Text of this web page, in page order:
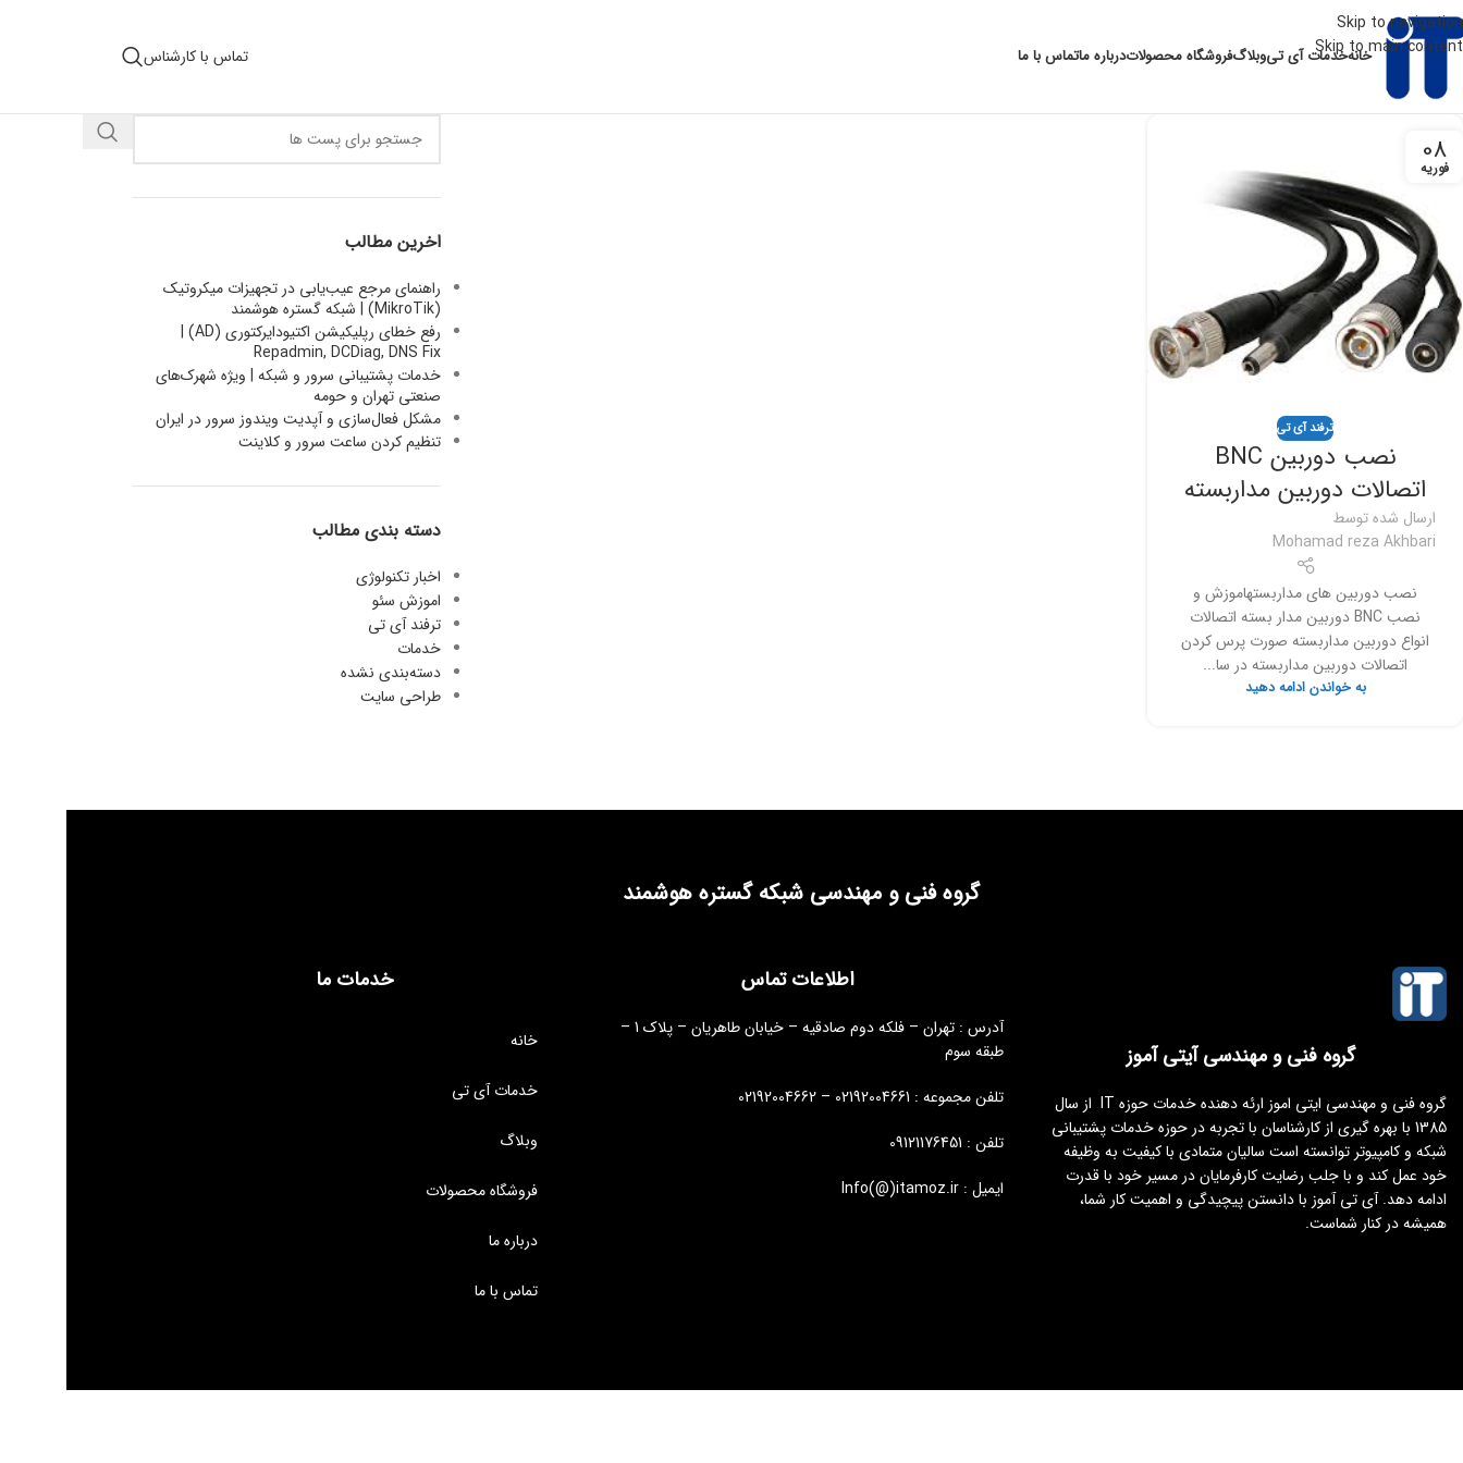
Skip to navigation
Skip to main content
خانهخدمات آی تیوبلاگفروشگاه محصولاتدرباره ماتماس با ما تماس با کارشناس
08
فوریه
ترفند آی تی
نصب دوربین BNC
اتصالات دوربین مداربسته
ارسال شده توسط
Mohamad reza Akhbari
نصب دوربین های مداربستهاموزش و
نصب BNC دوربین مدار بسته اتصالات
انواع دوربین مداربسته صورت پرس کردن
اتصالات دوربین مداربسته در سا...
به خواندن ادامه دهید
اخرین مطالب
راهنمای مرجع عیب‌یابی در تجهیزات میکروتیک
(MikroTik) | شبکه گستره هوشمند
رفع خطای رپلیکیشن اکتیودایرکتوری (AD) |
Repadmin, DCDiag, DNS Fix
خدمات پشتیبانی سرور و شبکه | ویژه شهرک‌های
صنعتی تهران و حومه
مشکل فعال‌سازی و آپدیت ویندوز سرور در ایران
تنظیم کردن ساعت سرور و کلاینت
دسته بندی مطالب
اخبار تکنولوژی
اموزش سئو
ترفند آی تی
خدمات
دسته‌بندی نشده
طراحی سایت
گروه فنی و مهندسی شبکه گستره هوشمند
گروه فنی و مهندسی آیتی آموز
گروه فنی و مهندسی ایتی اموز ارئه دهنده خدمات حوزه IT از سال
1385 با بهره گیری از کارشناسان با تجربه در حوزه خدمات پشتیبانی
شبکه و کامپیوتر توانسته است سالیان متمادی با کیفیت به وظیفه
خود عمل کند و با جلب رضایت کارفرمایان در مسیر خود با قدرت
ادامه دهد. آی تی آموز با دانستن پیچیدگی و اهمیت کار شما،
همیشه در کنار شماست.
اطلاعات تماس
آدرس : تهران – فلکه دوم صادقیه – خیابان طاهریان – پلاک 1 –
طبقه سوم
تلفن مجموعه : 02192004661 – 02192004662
تلفن : 09121176451
ایمیل : Info(@)itamoz.ir
خدمات ما
خانه
خدمات آی تی
وبلاگ
فروشگاه محصولات
درباره ما
تماس با ما